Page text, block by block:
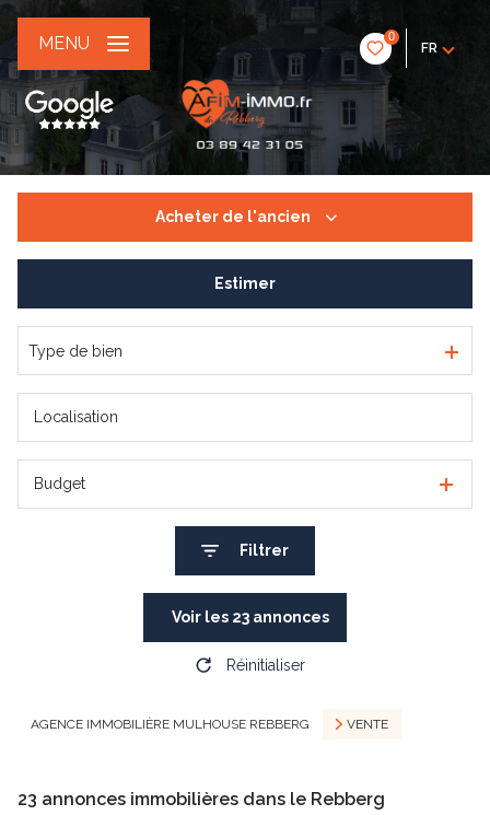
0
FR
MENU
Acheter de l'ancien
De l'immo pro
Estimer
Type de bien
Budget
Filtrer
Voir les 23 annonces
Réinitialiser
AGENCE IMMOBILIÈRE MULHOUSE REBBERG VENTE
23 annonces immobilières dans le Rebberg